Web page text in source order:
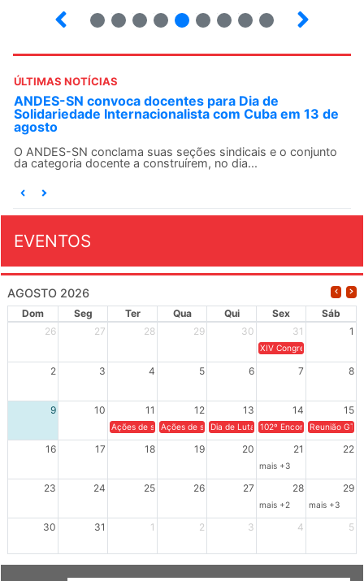
ÚLTIMAS NOTÍCIAS
ANDES-SN convoca docentes para Dia de
Solidariedade Internacionalista com Cuba em 13 de
agosto
O ANDES-SN conclama suas seções sindicais e o conjunto
da categoria docente a construírem, no dia...
EVENTOS
AGOSTO 2026
Dom Seg Ter Qua Qui Sex
Sáb
26
27 28 29 30 31 1
XIV Congresso Brasileiro
2 3 4 5 6 7 8
9 10 11 12 13 14 15
Ações de solidariedade a Cuba no Rio Grande do Sul - 100
Ações de solidariedade a Cuba no Rio Grande do
Dia de Luta em Defesa de Cuba e da
102º Encontro da
Reunião
16 17 18 19 20 21 22
mais +3
23 24 25 26 27 28 29
mais +2 mais +3
30 31 1 2 3 4 5